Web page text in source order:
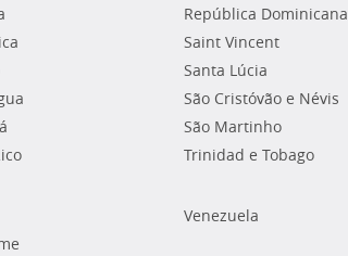
República Dominicana
Saint Vincent
Santa Lúcia
São Cristóvão e Névis
São Martinho
Trinidad e Tobago
Venezuela